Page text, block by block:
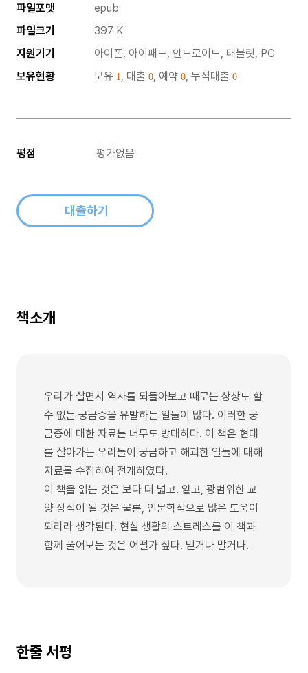
파일포맷
epub
파일크기
397 K
지원기기
아이폰, 아이패드, 안드로이드, 태블릿, PC
보유현황
보유 1 , 대출 0 , 예약 0 , 누적대출 0
평점 평가없음
대출하기
책소개
우리가 살면서 역사를 되돌아보고 때로는 상상도 할
수 없는 궁금증을 유발하는 일들이 많다. 이러한 궁
금증에 대한 자료는 너무도 방대하다. 이 책은 현대
를 살아가는 우리들이 궁금하고 해괴한 일들에 대해
자료를 수집하여 전개하였다.
이 책을 읽는 것은 보다 더 넓고. 얕고, 광범위한 교
양 상식이 될 것은 물론, 인문학적으로 많은 도움이
되리라 생각된다. 현실 생활의 스트레스를 이 책과
함께 풀어보는 것은 어떨가 싶다. 믿거나 말거나.
한줄 서평